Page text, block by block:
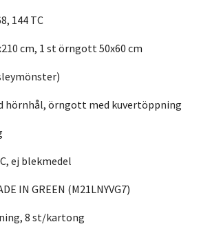
144 TC
cm, 1 st örngott 50x60 cm
hörnhål, örngott med kuvertöppning
ej blekmedel
IN GREEN (M21LNYVG7)
8 st/kartong